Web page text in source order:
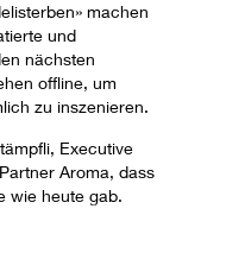
machen
und
nächsten
offline, um
zu inszenieren.
Executive
Aroma, dass
wie heute gab.